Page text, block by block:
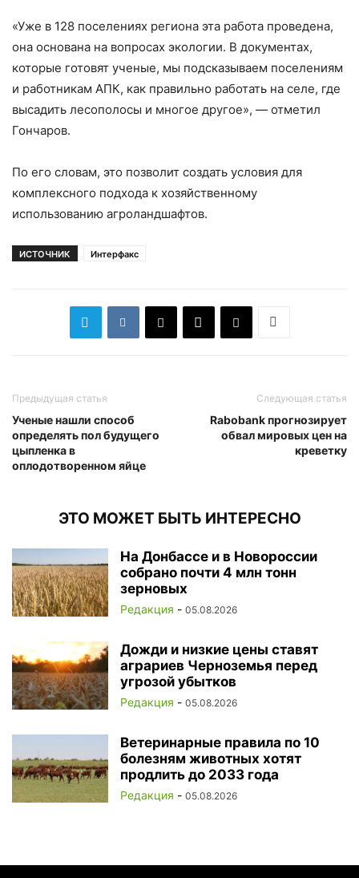
«Уже в 128 поселениях региона эта работа проведена,
она основана на вопросах экологии. В документах,
которые готовят ученые, мы подсказываем поселениям
и работникам АПК, как правильно работать на селе, где
высадить лесополосы и многое другое», — отметил
Гончаров.
По его словам, это позволит создать условия для
комплексного подхода к хозяйственному
использованию агроландшафтов.
ИСТОЧНИК Интерфакс
Предыдущая статья
Ученые нашли способ
определять пол будущего
цыпленка в
оплодотворенном яйце
Следующая статья
Rabobank прогнозирует
обвал мировых цен на
креветку
ЭТО МОЖЕТ БЫТЬ ИНТЕРЕСНО
На Донбассе и в Новороссии
собрано почти 4 млн тонн
зерновых
Редакция - 05.08.2026
Дожди и низкие цены ставят
аграриев Черноземья перед
угрозой убытков
Редакция - 05.08.2026
Ветеринарные правила по 10
болезням животных хотят
продлить до 2033 года
Редакция - 05.08.2026